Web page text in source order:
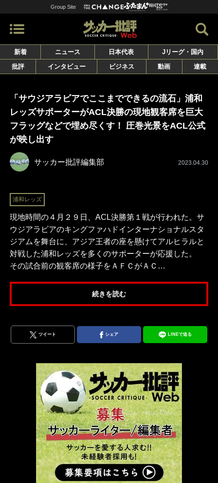
Group Site
新着 ニュース 日本代表
Jリーグ・国内
批評
インタビュー ビジネス 動画 連載
「サウジアラビアでここまでできるの流石」浦和
レッズサポーターがACL決勝の現地観客席を巨大
フラッグなどで埋め尽くす！ 圧巻光景をACL公式
が映し出す
サッカー批評編集部 2023.04.30
浦和レッズ
現地時間の４月２９日、ACL決勝第１戦が行われた。サ
ウジアラビアのキングファハドインターナショナルスタ
ジアムを舞台に、アジア王者の座を懸けてアルヒラルと
対戦した浦和レッズを多くのサポーターが応援した。
その試合前の観客席の様子をＡＦＣがＡＣ…
続きを読む
ツイート シェア LINEで送る